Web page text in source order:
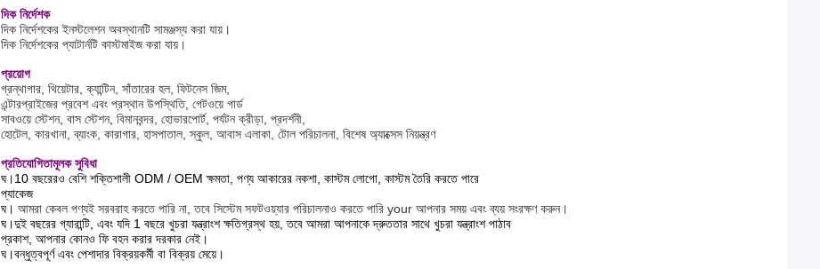
দিক নির্দেশক
দিক নির্দেশকের ইনস্টলেশন অবস্থানটি সামঞ্জস্য করা যায়।
দিক নির্দেশকের প্যাটার্নটি কাস্টমাইজ করা যায়।
প্রয়োগ
গ্রন্থাগার, থিয়েটার, ক্যান্টিন, সাঁতারের হল, ফিটনেস জিম,
এন্টারপ্রাইজের প্রবেশ এবং প্রস্থান উপস্থিতি, গেটওয়ে গার্ড
সাবওয়ে স্টেশন, বাস স্টেশন, বিমানবন্দর, হোভারপোর্ট, পর্যটন ক্রীড়া, প্রদর্শনী,
হোটেল, কারখানা, ব্যাংক, কারাগার, হাসপাতাল, স্কুল, আবাস এলাকা, টোল পরিচালনা, বিশেষ অ্যাক্সেস নিয়ন্ত্রণ
প্রতিযোগিতামূলক সুবিধা
ঘ।10 বছরেরও বেশি শক্তিশালী ODM / OEM ক্ষমতা, পণ্য আকারের নকশা, কাস্টম লোগো, কাস্টম তৈরি করতে পারে
প্যাকেজ
ঘ। আমরা কেবল পণ্যই সরবরাহ করতে পারি না, তবে সিস্টেম সফটওয়্যার পরিচালনাও করতে পারি your আপনার সময় এবং ব্যয় সংরক্ষণ করুন।
ঘ।দুই বছরের গ্যারান্টি, এবং যদি 1 বছরে খুচরা যন্ত্রাংশ ক্ষতিগ্রস্থ হয়, তবে আমরা আপনাকে দ্রুততার সাথে খুচরা যন্ত্রাংশ পাঠাব
প্রকাশ, আপনার কোনও ফি বহন করার দরকার নেই।
ঘ।বন্ধুত্বপূর্ণ এবং পেশাদার বিক্রয়কর্মী বা বিক্রয় মেয়ে।